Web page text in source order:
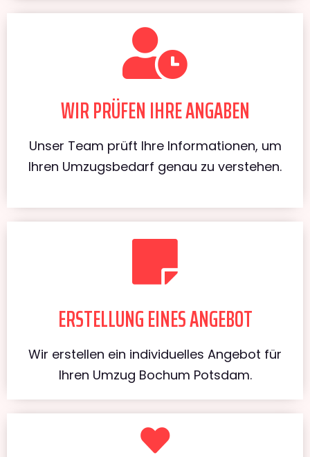
WIR PRÜFEN IHRE ANGABEN
Unser Team prüft Ihre Informationen, um
Ihren Umzugsbedarf genau zu verstehen.
ERSTELLUNG EINES ANGEBOT
Wir erstellen ein individuelles Angebot für
Ihren Umzug Bochum Potsdam.